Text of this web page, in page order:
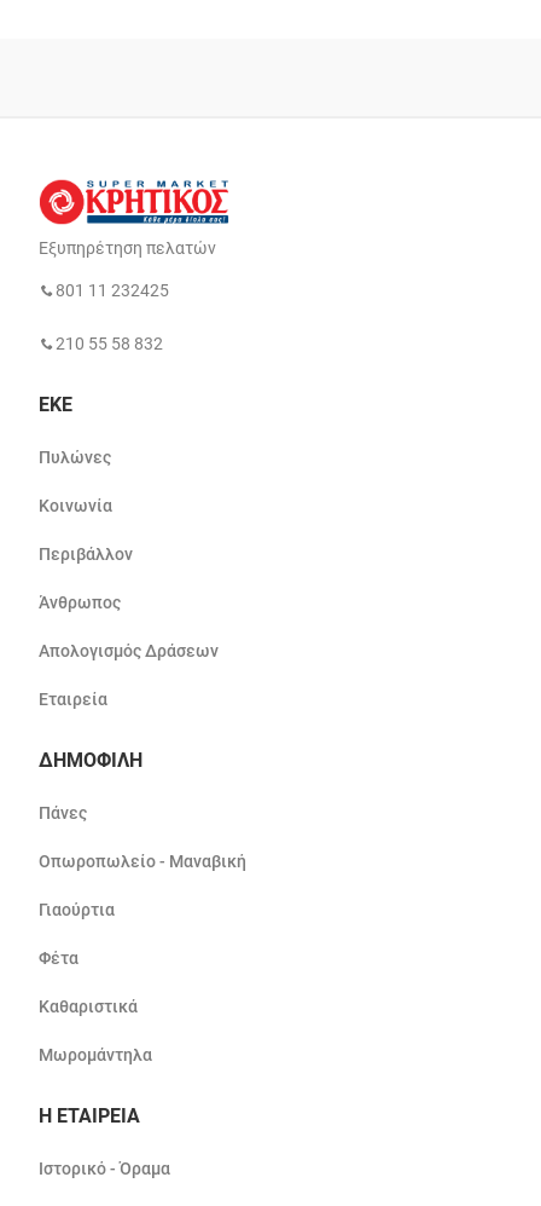
Εξυπηρέτηση πελατών
801 11 232425
210 55 58 832
ΕΚΕ
Πυλώνες
Κοινωνία
Περιβάλλον
Άνθρωπος
Απολογισμός Δράσεων
Εταιρεία
ΔΗΜΟΦΙΛΗ
Πάνες
Οπωροπωλείο - Μαναβική
Γιαούρτια
Φέτα
Καθαριστικά
Μωρομάντηλα
Η ΕΤΑΙΡΕΙΑ
Ιστορικό - Όραμα